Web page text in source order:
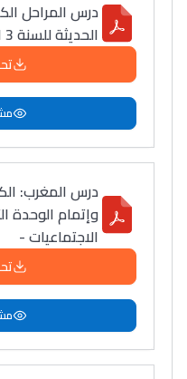
درس المراحل
الحديثة للسنة 3 اعدادي مادة الاجتماعيات
درس المغرب:
الاجتماعيات -